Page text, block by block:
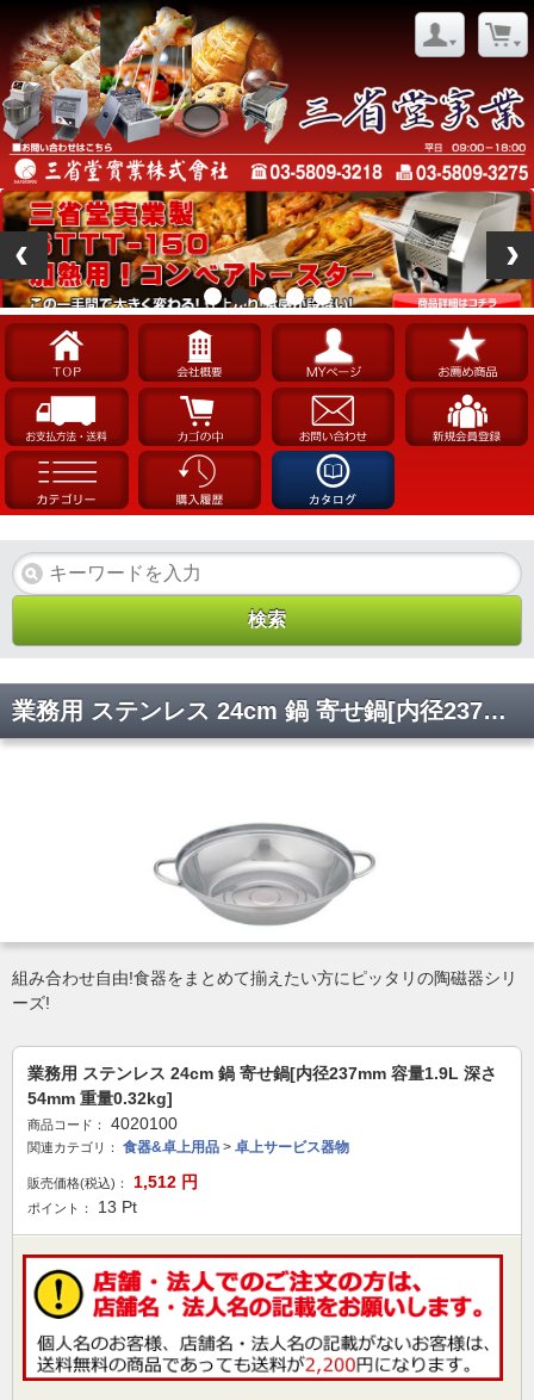
業務用 ステンレス 24cm 鍋 寄せ鍋[内径237mm 容量1.9L 深さ54mm 重量0.32kg]
組み合わせ自由!食器をまとめて揃えたい方にピッタリの陶磁器シリ
ーズ!
業務用 ステンレス 24cm 鍋 寄せ鍋[内径237mm 容量1.9L 深さ
54mm 重量0.32kg]
商品コード： 4020100
関連カテゴリ： 食器&卓上用品 > 卓上サービス器物
販売価格(税込)： 1,512 円
ポイント： 13 Pt